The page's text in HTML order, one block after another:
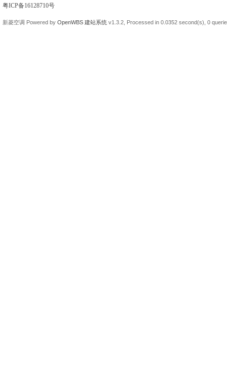
粤ICP备16128710号
新菱空调 Powered by OpenWBS 建站系统 v1.3.2, Processed in 0.0352 second(s), 0